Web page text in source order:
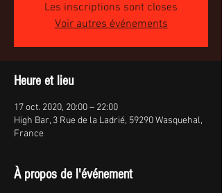
Les inscriptions sont closes
Voir autres événements
Heure et lieu
17 oct. 2020, 20:00 – 22:00
High Bar, 3 Rue de la Ladrié, 59290 Wasquehal,
France
À propos de l'événement